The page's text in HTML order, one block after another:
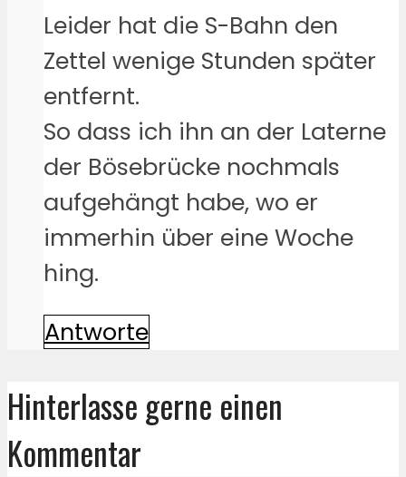
Leider hat die S-Bahn den
Zettel wenige Stunden später
entfernt.
So dass ich ihn an der Laterne
der Bösebrücke nochmals
aufgehängt habe, wo er
immerhin über eine Woche
hing.
Antworte
Hinterlasse gerne einen
Kommentar